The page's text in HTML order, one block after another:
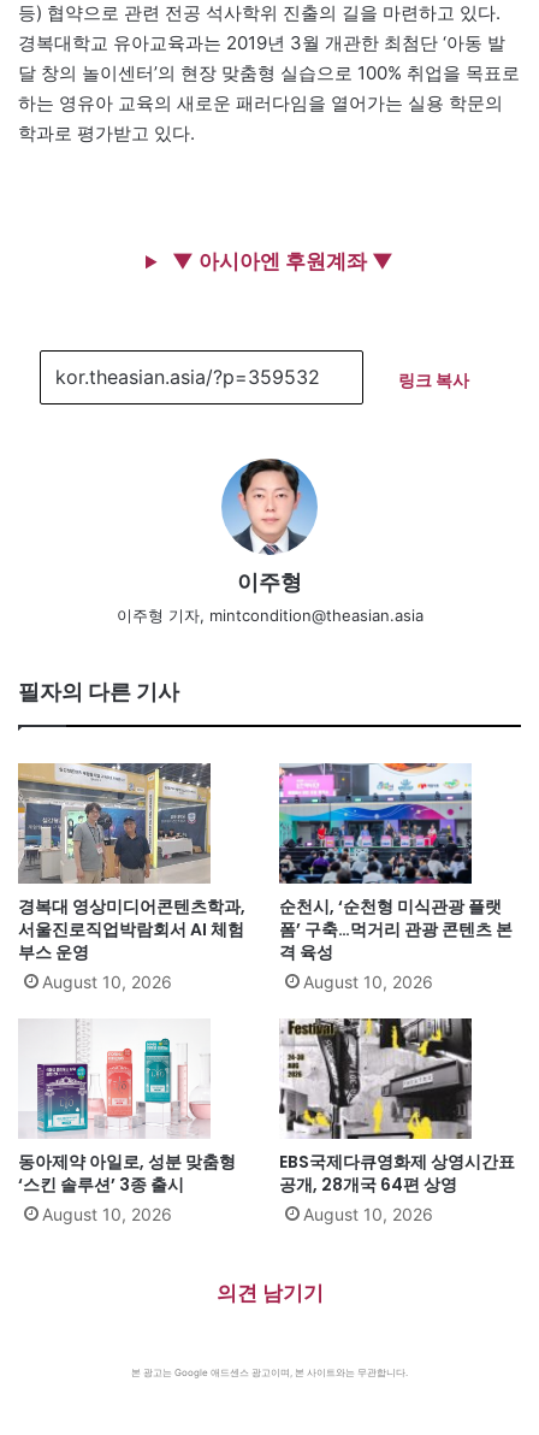
등) 협약으로 관련 전공 석사학위 진출의 길을 마련하고 있다.
경복대학교 유아교육과는 2019년 3월 개관한 최첨단 ‘아동 발
달 창의 놀이센터’의 현장 맞춤형 실습으로 100% 취업을 목표로
하는 영유아 교육의 새로운 패러다임을 열어가는 실용 학문의
학과로 평가받고 있다.
▼ 아시아엔 후원계좌 ▼
링크 복사
이주형
이주형 기자, mintcondition@theasian.asia
필자의 다른 기사
경복대 영상미디어콘텐츠학과,
서울진로직업박람회서 AI 체험
부스 운영
August 10, 2026
순천시, ‘순천형 미식관광 플랫
폼’ 구축…먹거리 관광 콘텐츠 본
격 육성
August 10, 2026
동아제약 아일로, 성분 맞춤형
‘스킨 솔루션’ 3종 출시
August 10, 2026
EBS국제다큐영화제 상영시간표
공개, 28개국 64편 상영
August 10, 2026
의견 남기기
본 광고는 Google 애드센스 광고이며, 본 사이트와는 무관합니다.